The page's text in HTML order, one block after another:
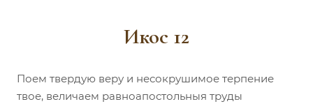
Икос 12
Поем твердую веру и несокрушимое терпение
твое, величаем равноапостольныя труды